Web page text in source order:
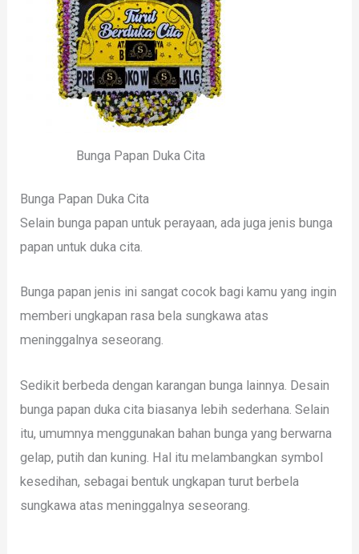
Bunga Papan Duka Cita
Bunga Papan Duka Cita
Selain bunga papan untuk perayaan, ada juga jenis bunga
papan untuk duka cita.
Bunga papan jenis ini sangat cocok bagi kamu yang ingin
memberi ungkapan rasa bela sungkawa atas
meninggalnya seseorang.
Sedikit berbeda dengan karangan bunga lainnya. Desain
bunga papan duka cita biasanya lebih sederhana. Selain
itu, umumnya menggunakan bahan bunga yang berwarna
gelap, putih dan kuning. Hal itu melambangkan symbol
kesedihan, sebagai bentuk ungkapan turut berbela
sungkawa atas meninggalnya seseorang.